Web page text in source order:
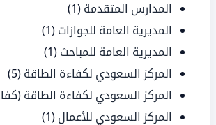
المدارس المتقدمة (1)
المديرية العامة للجوازات (1)
المديرية العامة للمباحث (1)
المركز السعودي لكفاءة الطاقة (5)
المركز السعودي لكفاءة الطاقة
المركز السعودي للأعمال (1)